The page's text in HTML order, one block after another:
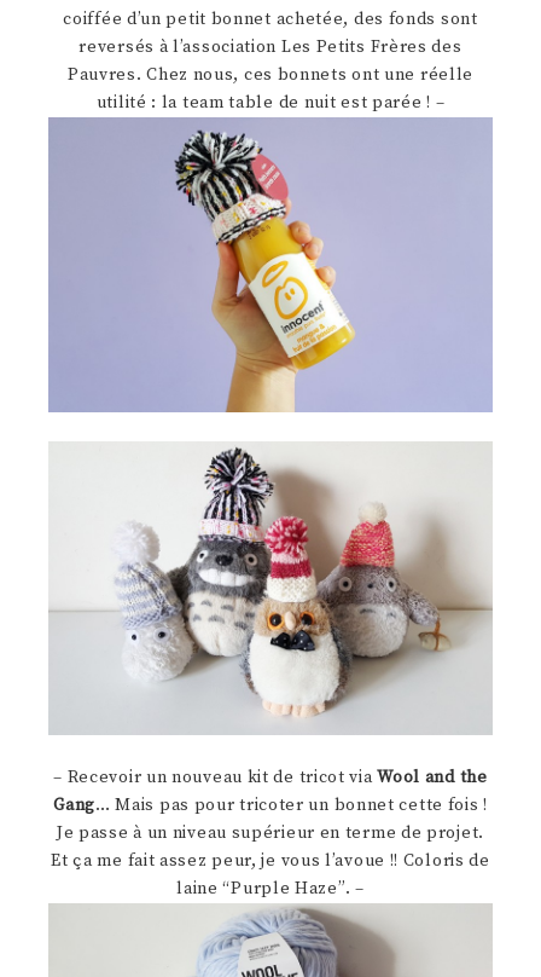
coiffée d’un petit bonnet achetée, des fonds sont
reversés à l’association Les Petits Frères des
Pauvres. Chez nous, ces bonnets ont une réelle
utilité : la team table de nuit est parée ! –
– Recevoir un nouveau kit de tricot viaWool and the
Gang… Mais pas pour tricoter un bonnet cette fois !
Je passe à un niveau supérieur en terme de projet.
Et ça me fait assez peur, je vous l’avoue !! Coloris de
laine “Purple Haze”. –